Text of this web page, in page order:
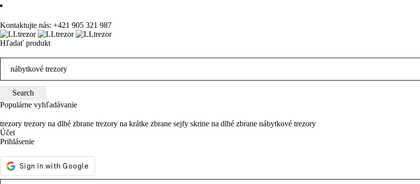
Kontaktujte nás: +421 905 321 987
Hľadať produkt
Populárne vyhľadávanie
trezory trezory na dlhé zbrane trezory na krátke zbrane sejfy skrine na dlhé zbrane nábytkové trezory
Účet
Prihlásenie